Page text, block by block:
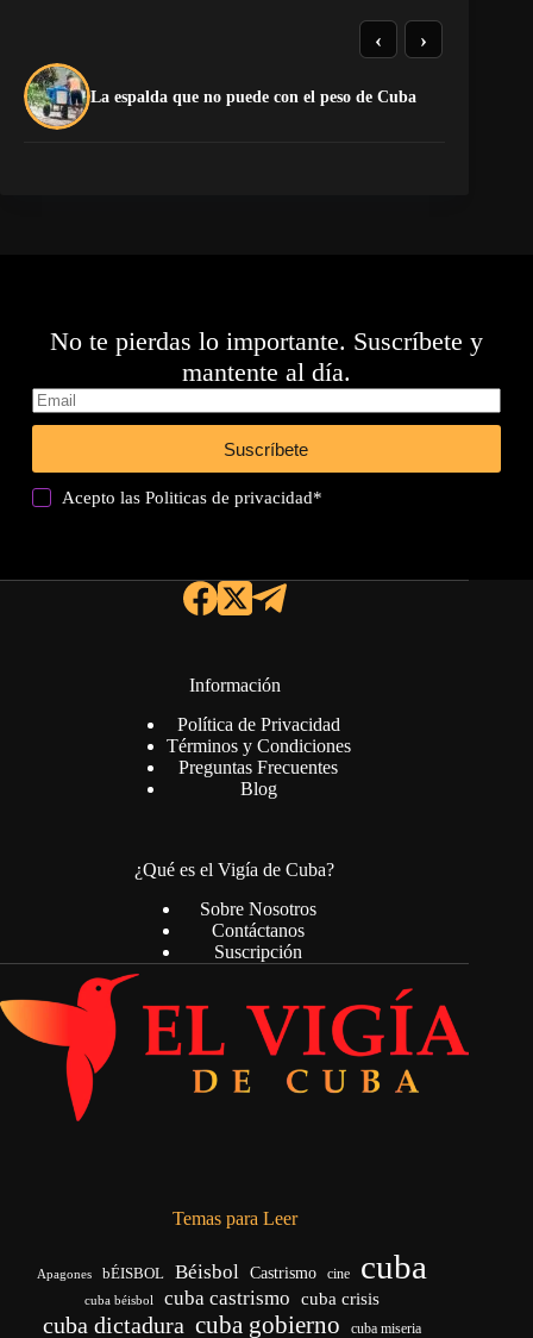
La espalda que no puede con el peso de Cuba
‹ ›
No te pierdas lo importante. Suscríbete y
mantente al día.
Suscríbete
Acepto lasPoliticas de privacidad*
Información
Política de Privacidad
Términos y Condiciones
Preguntas Frecuentes
Blog
¿Qué es el Vigía de Cuba?
Sobre Nosotros
Contáctanos
Suscripción
Temas para Leer
Apagones bÉISBOL Béisbol Castrismo cine cuba
cuba béisbol cuba castrismo cuba crisis
cuba dictadura cuba gobierno cuba miseria